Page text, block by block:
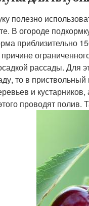
полезно
В огороде
приблизительно
рассады. Для
то в
и
проводят полив.